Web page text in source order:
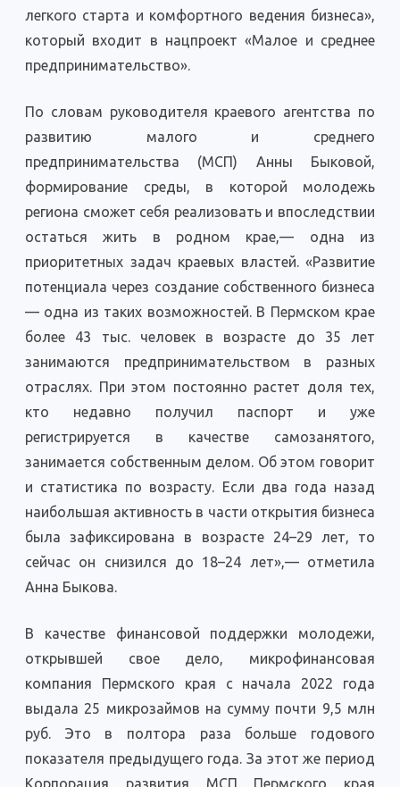
легкого старта и комфортного ведения бизнеса»,
который входит в нацпроект «Малое и среднее
предпринимательство».
По словам руководителя краевого агентства по
развитию малого и среднего
предпринимательства (МСП) Анны Быковой,
формирование среды, в которой молодежь
региона сможет себя реализовать и впоследствии
остаться жить в родном крае,— одна из
приоритетных задач краевых властей. «Развитие
потенциала через создание собственного бизнеса
— одна из таких возможностей. В Пермском крае
более 43 тыс. человек в возрасте до 35 лет
занимаются предпринимательством в разных
отраслях. При этом постоянно растет доля тех,
кто недавно получил паспорт и уже
регистрируется в качестве самозанятого,
занимается собственным делом. Об этом говорит
и статистика по возрасту. Если два года назад
наибольшая активность в части открытия бизнеса
была зафиксирована в возрасте 24–29 лет, то
сейчас он снизился до 18–24 лет»,— отметила
Анна Быкова.
В качестве финансовой поддержки молодежи,
открывшей свое дело, микрофинансовая
компания Пермского края с начала 2022 года
выдала 25 микрозаймов на сумму почти 9,5 млн
руб. Это в полтора раза больше годового
показателя предыдущего года. За этот же период
Корпорация развития МСП Пермского края